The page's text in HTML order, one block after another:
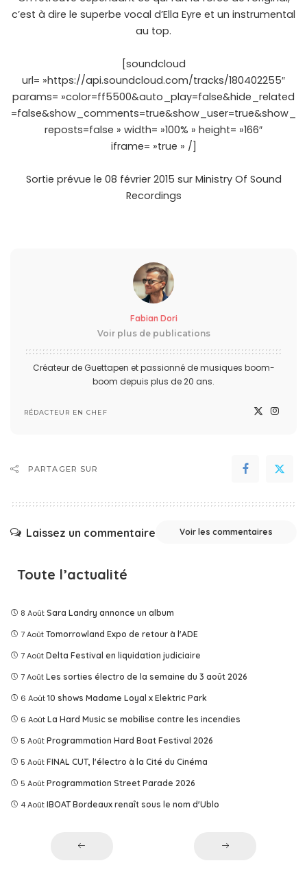
c’est à dire le superbe vocal d’Ella Eyre et un instrumental
au top.
[soundcloud
url= »https://api.soundcloud.com/tracks/180402255″
params= »color=ff5500&auto_play=false&hide_related
=false&show_comments=true&show_user=true&show_
reposts=false » width= »100% » height= »166″
iframe= »true » /]
Sortie prévue le 08 février 2015 sur Ministry Of Sound
Recordings
Fabian Dori
Voir plus de publications
Créateur de Guettapen et passionné de musiques boom-
boom depuis plus de 20 ans.
RÉDACTEUR EN CHEF
PARTAGER SUR
Laissez un commentaire Voir les commentaires
Toute l’actualité
8 Août Sara Landry annonce un album
7 Août Tomorrowland Expo de retour à l'ADE
7 Août Delta Festival en liquidation judiciaire
7 Août Les sorties électro de la semaine du 3 août 2026
6 Août 10 shows Madame Loyal x Elektric Park
6 Août La Hard Music se mobilise contre les incendies
5 Août Programmation Hard Boat Festival 2026
5 Août FINAL CUT, l'électro à la Cité du Cinéma
5 Août Programmation Street Parade 2026
4 Août IBOAT Bordeaux renaît sous le nom d'Ublo